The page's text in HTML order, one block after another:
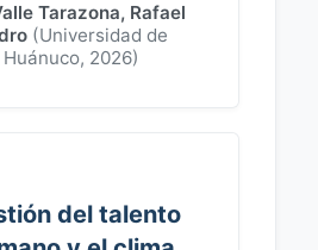
Tarazona, Rafael
(Universidad de
Huánuco, 2026)
del talento